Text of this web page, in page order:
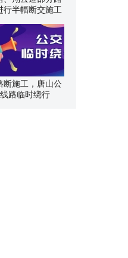
行半幅断交施工
断施工，唐山公
路临时绕行